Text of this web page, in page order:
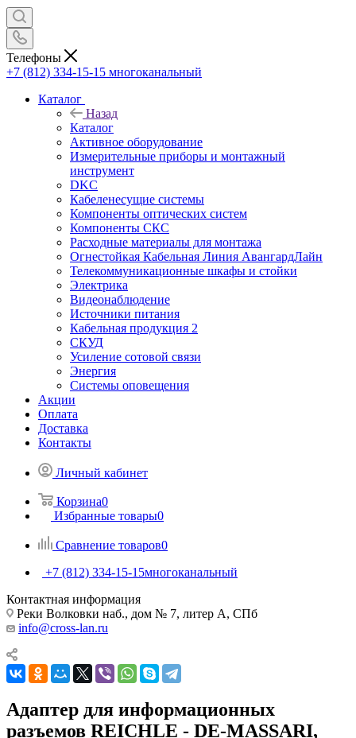
Телефоны
+7 (812) 334-15-15 многоканальный
Каталог
Назад
Каталог
Активное оборудование
Измерительные приборы и монтажный
инструмент
DKC
Кабеленесущие системы
Компоненты оптических систем
Компоненты СКС
Расходные материалы для монтажа
Огнестойкая Кабельная Линия АвангардЛайн
Телекоммуникационные шкафы и стойки
Электрика
Видеонаблюдение
Источники питания
Кабельная продукция 2
СКУД
Усиление сотовой связи
Энергия
Системы оповещения
Акции
Оплата
Доставка
Контакты
Личный кабинет
Корзина0
Избранные товары0
Сравнение товаров0
+7 (812) 334-15-15многоканальный
Контактная информация
Реки Волковки наб., дом № 7, литер А, СПб
info@cross-lan.ru
Адаптер для информационных
разъемов REICHLE - DE-MASSARI,